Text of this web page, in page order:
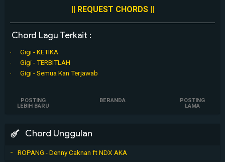
|| REQUEST CHORDS ||
Chord Lagu Terkait :
Gigi - KETIKA
Gigi - TERBITLAH
Gigi - Semua Kan Terjawab
POSTING
LEBIH BARU
POSTING
LAMA
BERANDA
Chord Unggulan
ROPANG - Denny Caknan ft NDX AKA